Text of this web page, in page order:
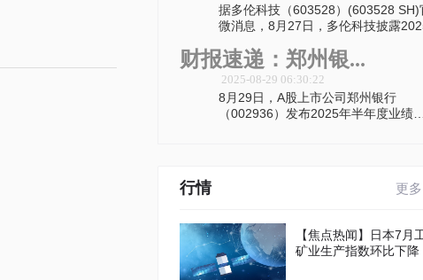
据多伦科技（603528）(603528 SH)
微消息，8月27日，多伦科技披露
财报速递：郑州银...
2025-08-29 06:30:22
8月29日，A股上市公司郑州银行
（002936）发布2025年半年度业绩
行情 更多
【焦点热闻】日本7月
矿业生产指数环比下降